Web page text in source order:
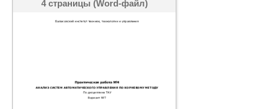
4 страницы (Word-файл)